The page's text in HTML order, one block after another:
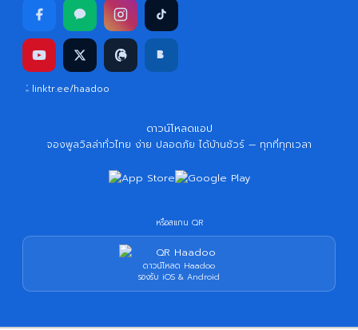
linktr.ee/haadoo
ดาวน์โหลดแอป
จองพูลวิลล่าทั่วไทย ง่าย ปลอดภัย ได้บ้านชัวร์ — ทุกที่ทุกเวลา
หรือสแกน QR
ดาวน์โหลด Haadoo
รองรับ iOS & Android